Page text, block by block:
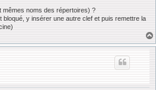
noms des répertoires) ?
y insérer une autre clef et puis remettre la